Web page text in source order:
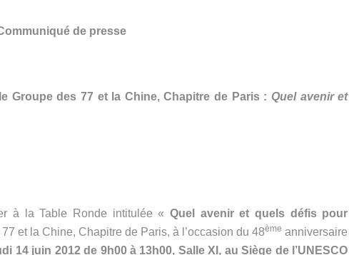
de presse
Groupe des 77 et la Chine, Chapitre de Paris : Quel avenir et
à la Table Ronde intitulée « Quel avenir et quels défis pour
et la Chine, Chapitre de Paris, à l’occasion du 48ème anniversaire
14 juin 2012 de 9h00 à 13h00, Salle XI, au Siège de l’UNESCO